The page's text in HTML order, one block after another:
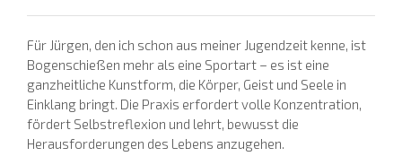
Für Jürgen, den ich schon aus meiner Jugendzeit kenne, ist
Bogenschießen mehr als eine Sportart – es ist eine
ganzheitliche Kunstform, die Körper, Geist und Seele in
Einklang bringt. Die Praxis erfordert volle Konzentration,
fördert Selbstreflexion und lehrt, bewusst die
Herausforderungen des Lebens anzugehen.